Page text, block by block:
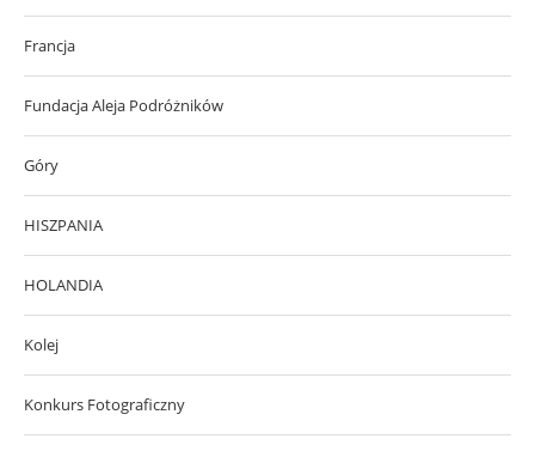
Francja
Fundacja Aleja Podróżników
Góry
HISZPANIA
HOLANDIA
Kolej
Konkurs Fotograficzny